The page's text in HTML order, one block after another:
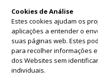
Cookies de Análise
Estes cookies ajudam os
aplicações a entender o
suas páginas web. Estes
para recolher informações
dos Websites sem
individuais.